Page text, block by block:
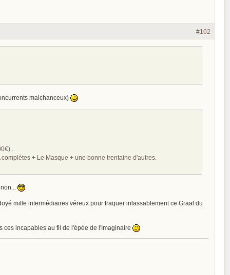
#102
malchanceux)
.
+ Le Masque + une bonne trentaine d'autres.
mille intermédiaires véreux pour traquer inlassablement ce Graal du
ces incapables au fil de l'épée de l'Imaginaire